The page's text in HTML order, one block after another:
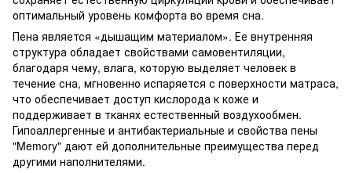
оптимальный уровень комфорта во время сна.
Пена является «дышащим материалом». Ее внутренняя
структура обладает свойствами самовентиляции,
благодаря чему, влага, которую выделяет человек в
течение сна, мгновенно испаряется с поверхности матраса,
что обеспечивает доступ кислорода к коже и
поддерживает в тканях естественный воздухообмен.
Гипоаллергенные и антибактериальные и свойства пены
"Memory" дают ей дополнительные преимущества перед
другими наполнителями.